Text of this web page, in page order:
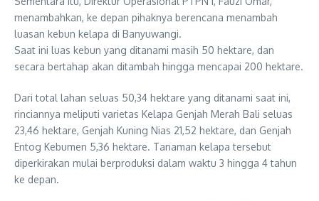
menambahkan, ke depan pihaknya berencana menambah
luasan kebun kelapa di Banyuwangi.
Saat ini luas kebun yang ditanami masih 50 hektare, dan
secara bertahap akan ditambah hingga mencapai 200 hektare.
Dari total lahan seluas 50,34 hektare yang ditanami saat ini,
rinciannya meliputi varietas Kelapa Genjah Merah Bali seluas
23,46 hektare, Genjah Kuning Nias 21,52 hektare, dan Genjah
Entog Kebumen 5,36 hektare. Tanaman kelapa tersebut
diperkirakan mulai berproduksi dalam waktu 3 hingga 4 tahun
ke depan.